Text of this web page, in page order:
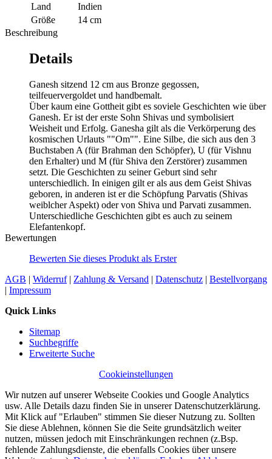
Land
Indien
Größe
14 cm
Beschreibung
Details
Ganesh sitzend 12 cm aus Bronze gegossen,
teilfeuervergoldet und handbemalt.
Über kaum eine Gottheit gibt es soviele Geschichten wie über
Ganesh. Er ist der erste Sohn Shivas und symbolisiert
Weisheit und Erfolg. Ganesha gilt als die Verkörperung des
kosmischen Urlauts ""Om"". Eine Silbe, die sich aus den 3
Buchstaben A (für Brahman den Schöpfer), U (für Vishnu
den Erhalter) und M (für Shiva den Zerstörer) zusammen
setzt. Die Geschichten zu seiner Geburt sind sehr
unterschiedlich. In einigen gilt er als aus dem Geist Shivas
geboren, in anderen ist er die Schöpfung Parvatis (Shivas
weiblcher Aspekt) oder von Shiva und Parvati zusammen.
Unterschiedliche Geschichten gibt es auch zu seinem
Elefantenkopf.
Bewertungen
Bewerten Sie dieses Produkt als Erster
AGB | Widerruf| Zahlung & Versand | Datenschutz | Bestellvorgang
| Impressum
Quick Links
Sitemap
Suchbegriffe
Erweiterte Suche
Cookieinstellungen
Wir nutzen auf unserer Webseite Cookies und Google Analytics
usw. Alle Details dazu finden Sie in unserer Datenschutzerklärung.
Mit Klick auf "Erlauben" stimmen Sie dieser Nutzung zu. Sollten
Sie diese Ablehnen, können Sie die Seite grundsätzlich weiter
nutzen, müssen jedoch mit Einschränkungen rechnen (z.Bsp.
fehlende Zahlungsdienste, die ebenfalls Cookies über unsere